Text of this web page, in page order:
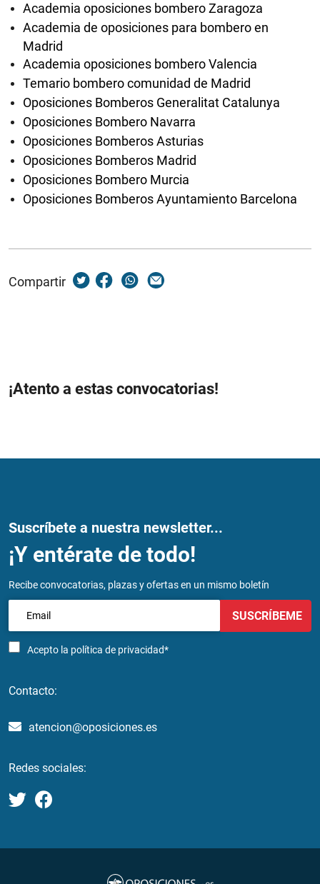
Academia oposiciones bombero Zaragoza
Academia de oposiciones para bombero en
Madrid
Academia oposiciones bombero Valencia
Temario bombero comunidad de Madrid
Oposiciones Bomberos Generalitat Catalunya
Oposiciones Bombero Navarra
Oposiciones Bomberos Asturias
Oposiciones Bomberos Madrid
Oposiciones Bombero Murcia
Oposiciones Bomberos Ayuntamiento Barcelona
Compartir
¡Atento a estas convocatorias!
Suscríbete a nuestra newsletter...
¡Y entérate de todo!
Recibe convocatorias, plazas y ofertas en un mismo boletín
Acepto la política de privacidad*
SUSCRÍBEME
Contacto:
atencion@oposiciones.es
Redes sociales: